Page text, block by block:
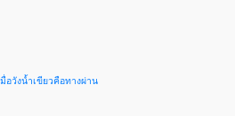
มื่อวังน้ำเขียวคือทางผ่าน